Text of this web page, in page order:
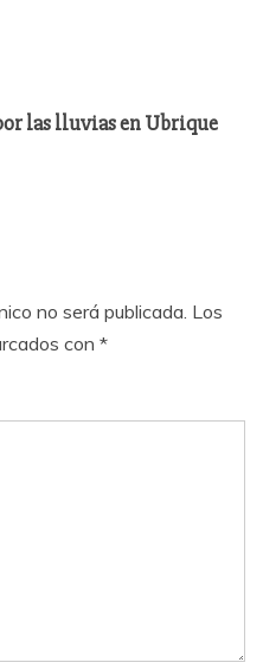
las lluvias en Ubrique
no será publicada. Los
con *